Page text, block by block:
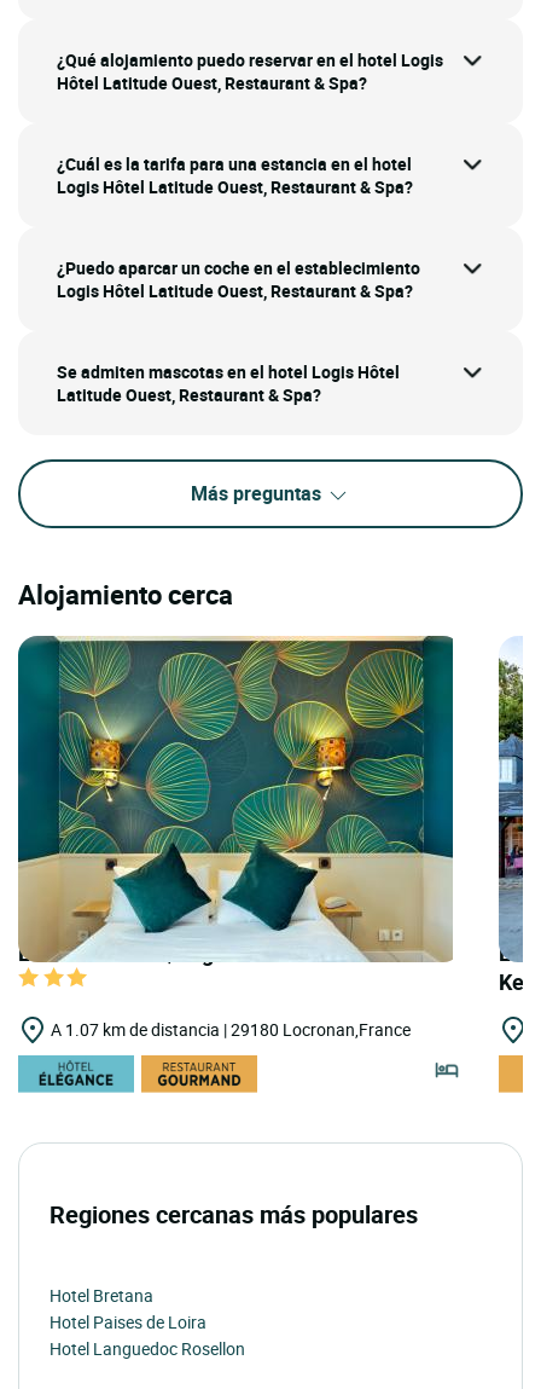
¿Qué alojamiento puedo reservar en el hotel Logis
Hôtel Latitude Ouest, Restaurant & Spa?
¿Cuál es la tarifa para una estancia en el hotel
Logis Hôtel Latitude Ouest, Restaurant & Spa?
¿Puedo aparcar un coche en el establecimiento
Logis Hôtel Latitude Ouest, Restaurant & Spa?
Se admiten mascotas en el hotel Logis Hôtel
Latitude Ouest, Restaurant & Spa?
Más preguntas
Alojamiento cerca
LOGIS HOTELS | Logis Hôtel le Prieuré
A 1.07 km de distancia | 29180 Locronan,France
Regiones cercanas más populares
Hotel Bretana
Hotel Paises de Loira
Hotel Languedoc Rosellon